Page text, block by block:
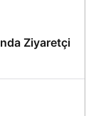
Ziyaretçi